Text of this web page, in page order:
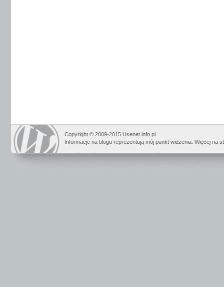
Copyright © 2009-2015 Usenet.info.pl
Informacje na blogu reprezentują mój punkt widzenia. Więcej na